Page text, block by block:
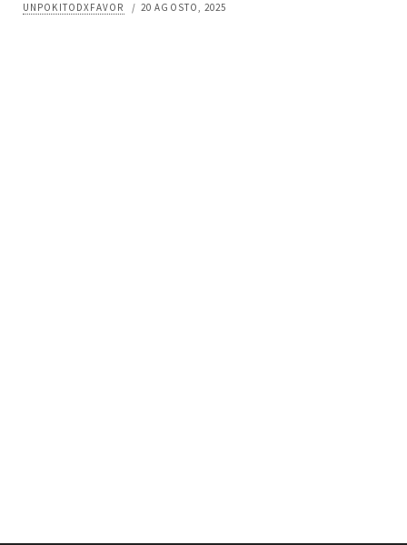
UNPOKITODXFAVOR / 20 AGOSTO, 2025